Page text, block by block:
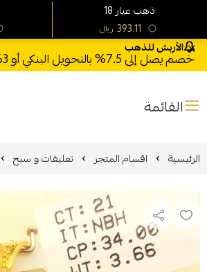
الأربش للذهب
خصم يصل إلى 7.5% بالتحويل البنكي أو 3% عبر مدى وSTC Pay + خصم بكود **X123** وشحن مجاني للطلبات فوق 1000 ريال
القائمة
الرئيسية اقسام المتجر تعليقات و سبح
18 ذهب عيار
ريال 393.11